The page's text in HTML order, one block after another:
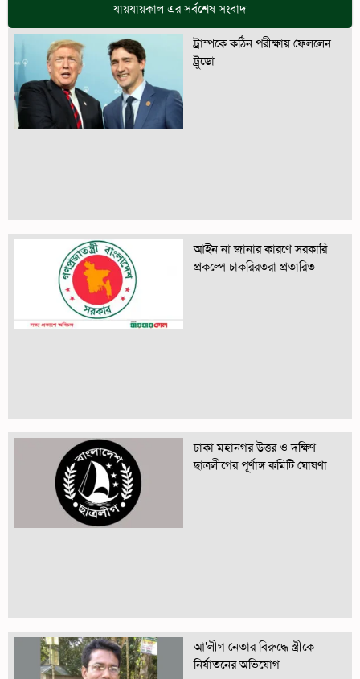
যায়যায়কাল এর সর্বশেষ সংবাদ
ট্রাম্পকে কঠিন পরীক্ষায় ফেললেন
ট্রুডো
আইন না জানার কারণে সরকারি
প্রকল্পে চাকরিরতরা প্রতারিত
ঢাকা মহানগর উত্তর ও দক্ষিণ
ছাত্রলীগের পূর্ণাঙ্গ কমিটি ঘোষণা
আ’লীগ নেতার বিরুদ্ধে স্ত্রীকে
নির্যাতনের অভিযোগ